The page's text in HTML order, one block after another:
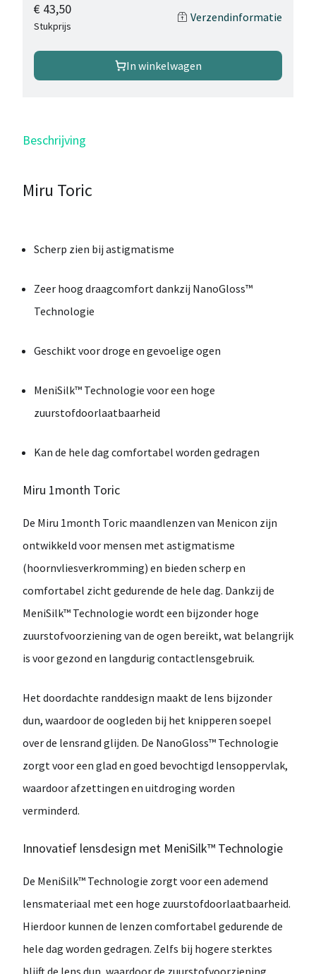
€ 43,50
Stukprijs
Verzendinformatie
In winkelwagen
Beschrijving
Miru Toric
Scherp zien bij astigmatisme
Zeer hoog draagcomfort dankzij NanoGloss™
Technologie
Geschikt voor droge en gevoelige ogen
MeniSilk™ Technologie voor een hoge
zuurstofdoorlaatbaarheid
Kan de hele dag comfortabel worden gedragen
Miru 1month Toric
De Miru 1month Toric maandlenzen van Menicon zijn
ontwikkeld voor mensen metastigmatisme
(hoornvliesverkromming) en bieden scherp en
comfortabel zicht gedurende de hele dag. Dankzij de
MeniSilk™ Technologie wordt een bijzonder hoge
zuurstofvoorziening van de ogen bereikt, wat belangrijk
is voor gezond en langdurig contactlensgebruik.
Het doordachte randdesign maakt de lens bijzonder
dun, waardoor de oogleden bij het knipperen soepel
over de lensrand glijden. De NanoGloss™ Technologie
zorgt voor een glad en goed bevochtigd lensoppervlak,
waardoor afzettingen en uitdroging worden
verminderd.
Innovatief lensdesign met MeniSilk™ Technologie
De MeniSilk™ Technologie zorgt voor een ademend
lensmateriaal met een hoge zuurstofdoorlaatbaarheid.
Hierdoor kunnen de lenzen comfortabel gedurende de
hele dag worden gedragen. Zelfs bij hogere sterktes
blijft de lens dun, waardoor de zuurstofvoorziening